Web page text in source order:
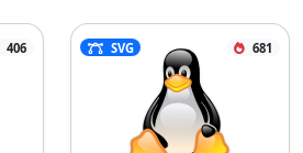
406 SVG 681